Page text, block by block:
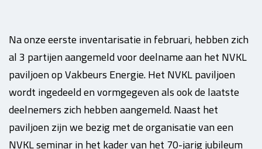
Na onze eerste inventarisatie in februari, hebben zich
al 3 partijen aangemeld voor deelname aan het NVKL
paviljoen op Vakbeurs Energie. Het NVKL paviljoen
wordt ingedeeld en vormgegeven als ook de laatste
deelnemers zich hebben aangemeld. Naast het
paviljoen zijn we bezig met de organisatie van een
NVKL seminar in het kader van het 70-jarig jubileum